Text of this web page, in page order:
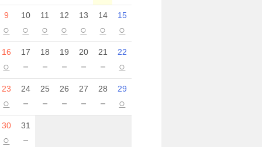
9
○
10
○
11
○
12
○
13
○
14
○
15
○
16
○
17
－
18
－
19
－
20
－
21
－
22
○
23
○
24
－
25
－
26
－
27
－
28
－
29
○
30
○
31
－